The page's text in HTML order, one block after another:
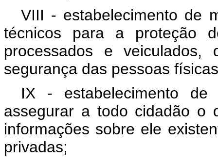
VIII - estabelecimento de
técnicos para a proteção
processados e
segurança das pessoas
IX - estabelecimento de
assegurar a todo cidadão o
informações sobre ele
privadas;